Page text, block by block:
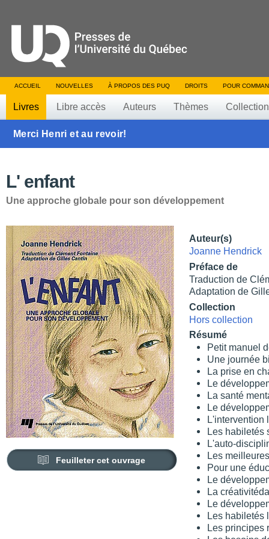
ACCUEIL NOUVELLES À PROPOS DES PUQ DROITS POUR
Livres Libre accès Auteurs Thèmes
Merci Henri et au revoir!
L' enfant
Une approche globale pour son développement
Feuilleter cet ouvrage
Auteur(s)
Joanne Hendrick
Préface de
Traduction de
Adaptation de
Collection
Hors collection
Résumé
Petit manuel
Une journée
La prise en
Le
La santé
Le
L'intervention
Les habiletés
L'auto-
Les
Pour une
Le
La
Le
Les habiletés
Les principes